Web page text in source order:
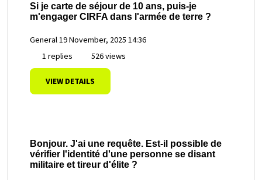
Si je carte de séjour de 10 ans, puis-je
m'engager CIRFA dans l'armée de terre ?
General19 November, 2025 14:36
1 replies
526 views
VIEW DETAILS
Bonjour. J'ai une requête. Est-il possible de
vérifier l'identité d'une personne se disant
militaire et tireur d'élite ?